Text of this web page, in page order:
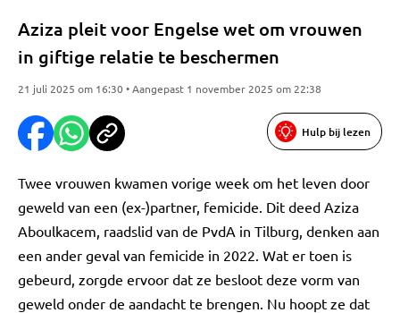
Aziza pleit voor Engelse wet om vrouwen
in giftige relatie te beschermen
21 juli 2025 om 16:30 • Aangepast 1 november 2025 om 22:38
Hulp bij lezen
Twee vrouwen kwamen vorige week om het leven door
geweld van een (ex-)partner, femicide. Dit deed Aziza
Aboulkacem, raadslid van de PvdA in Tilburg, denken aan
een ander geval van femicide in 2022. Wat er toen is
gebeurd, zorgde ervoor dat ze besloot deze vorm van
geweld onder de aandacht te brengen. Nu hoopt ze dat